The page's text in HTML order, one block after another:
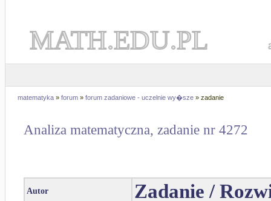
MATH.EDU.PL
matematyka » forum » forum zadaniowe - uczelnie wy�sze » zadanie
Analiza matematyczna, zadanie nr 4272
Autor Zadanie /